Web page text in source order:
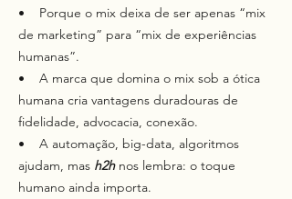
• Porque o mix deixa de ser apenas “mix
de marketing” para “mix de experiências
humanas”.
• A marca que domina o mix sob a ótica
humana cria vantagens duradouras de
fidelidade, advocacia, conexão.
• A automação, big-data, algoritmos
ajudam, mas h2hnos lembra: o toque
humano ainda importa.